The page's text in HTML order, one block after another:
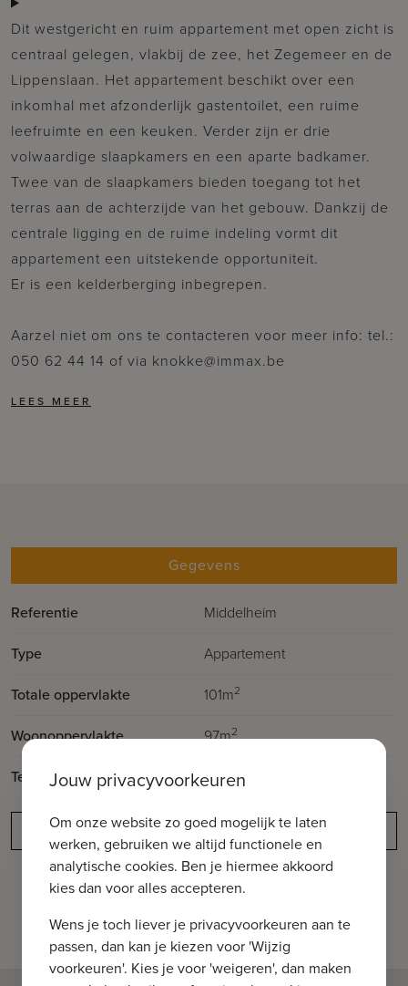
Dit westgericht en ruim appartement met open zicht is
centraal gelegen, vlakbij de zee, het Zegemeer en de
Lippenslaan. Het appartement beschikt over een
inkomhal met afzonderlijk gastentoilet, een ruime
leefruimte en een keuken. Verder zijn er drie
volwaardige slaapkamers en een aparte badkamer.
Twee van de slaapkamers bieden toegang tot het
terras aan de achterzijde van het gebouw. Dankzij de
centrale ligging en de ruime indeling vormt dit
appartement een uitstekende opportuniteit.
Er is een kelderberging inbegrepen.
Aarzel niet om ons te contacteren voor meer info: tel.:
050 62 44 14 of via knokke@immax.be
Gegevens
Referentie
Middelheim
Type
Appartement
Totale oppervlakte
101m2
Woonoppervlakte 97m2
Terrasoppervlakte 4m
Meldingsplicht
Jouw privacyvoorkeuren
Om onze website zo goed mogelijk te laten
werken, gebruiken we altijd functionele en
analytische cookies. Ben je hiermee akkoord
kies dan voor alles accepteren.
Wens je toch liever je privacyvoorkeuren aan te
passen, dan kan je kiezen voor 'Wijzig
voorkeuren'. Kies je voor 'weigeren', dan maken